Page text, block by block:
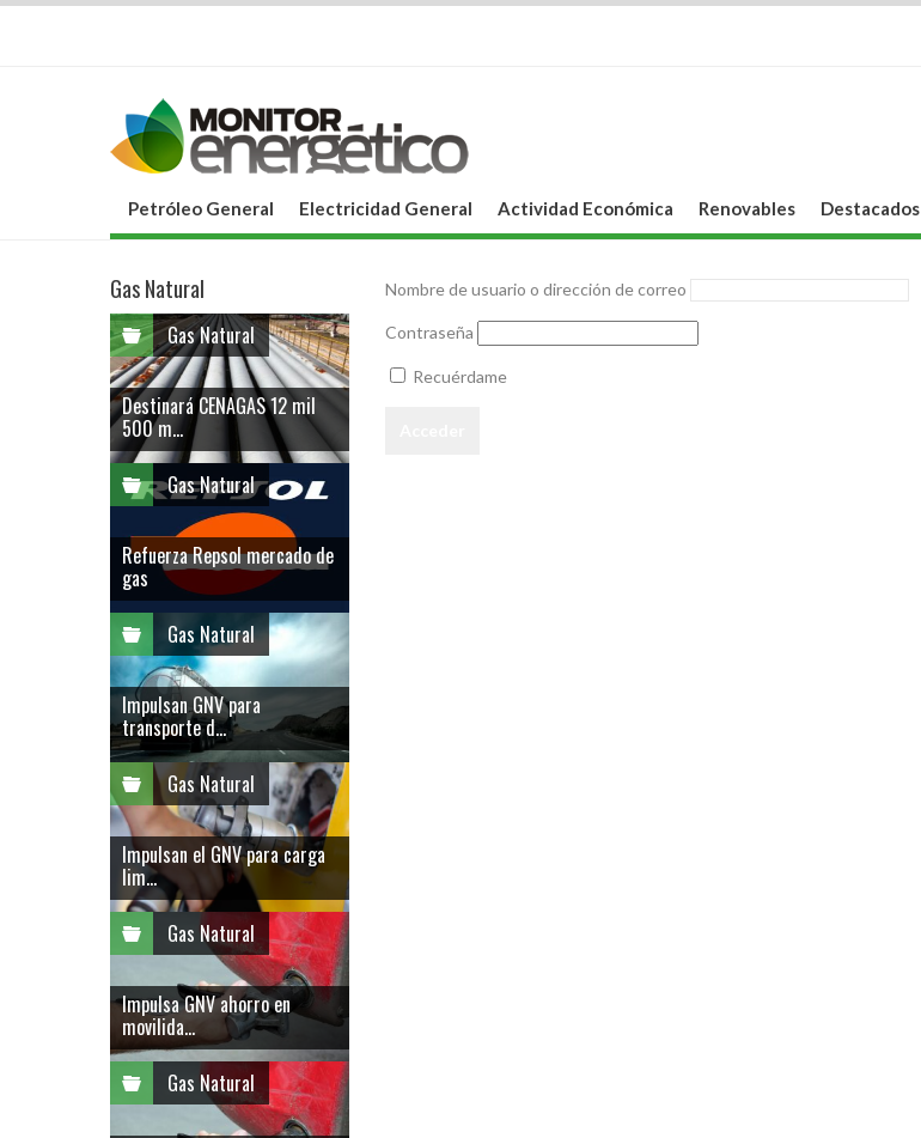
Petróleo General Electricidad General Actividad Económica Renovables Destacados
Nombre de usuario o dirección de correo
Contraseña
Recuérdame
Gas Natural
Gas Natural
Destinará CENAGAS 12 mil
500 m...
Gas Natural
Refuerza Repsol mercado de
gas
Gas Natural
Impulsan GNV para
transporte d...
Gas Natural
Impulsan el GNV para carga
lim...
Gas Natural
Impulsa GNV ahorro en
movilida...
Gas Natural